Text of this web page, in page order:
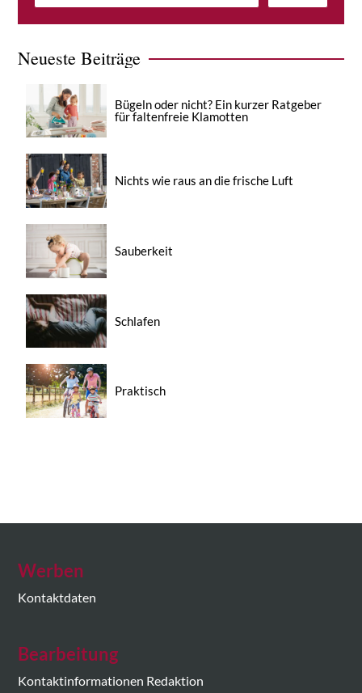
Neueste Beiträge
Bügeln oder nicht? Ein kurzer Ratgeber
für faltenfreie Klamotten
Nichts wie raus an die frische Luft
Sauberkeit
Schlafen
Praktisch
Werben
Kontaktdaten
Bearbeitung
Kontaktinformationen Redaktion